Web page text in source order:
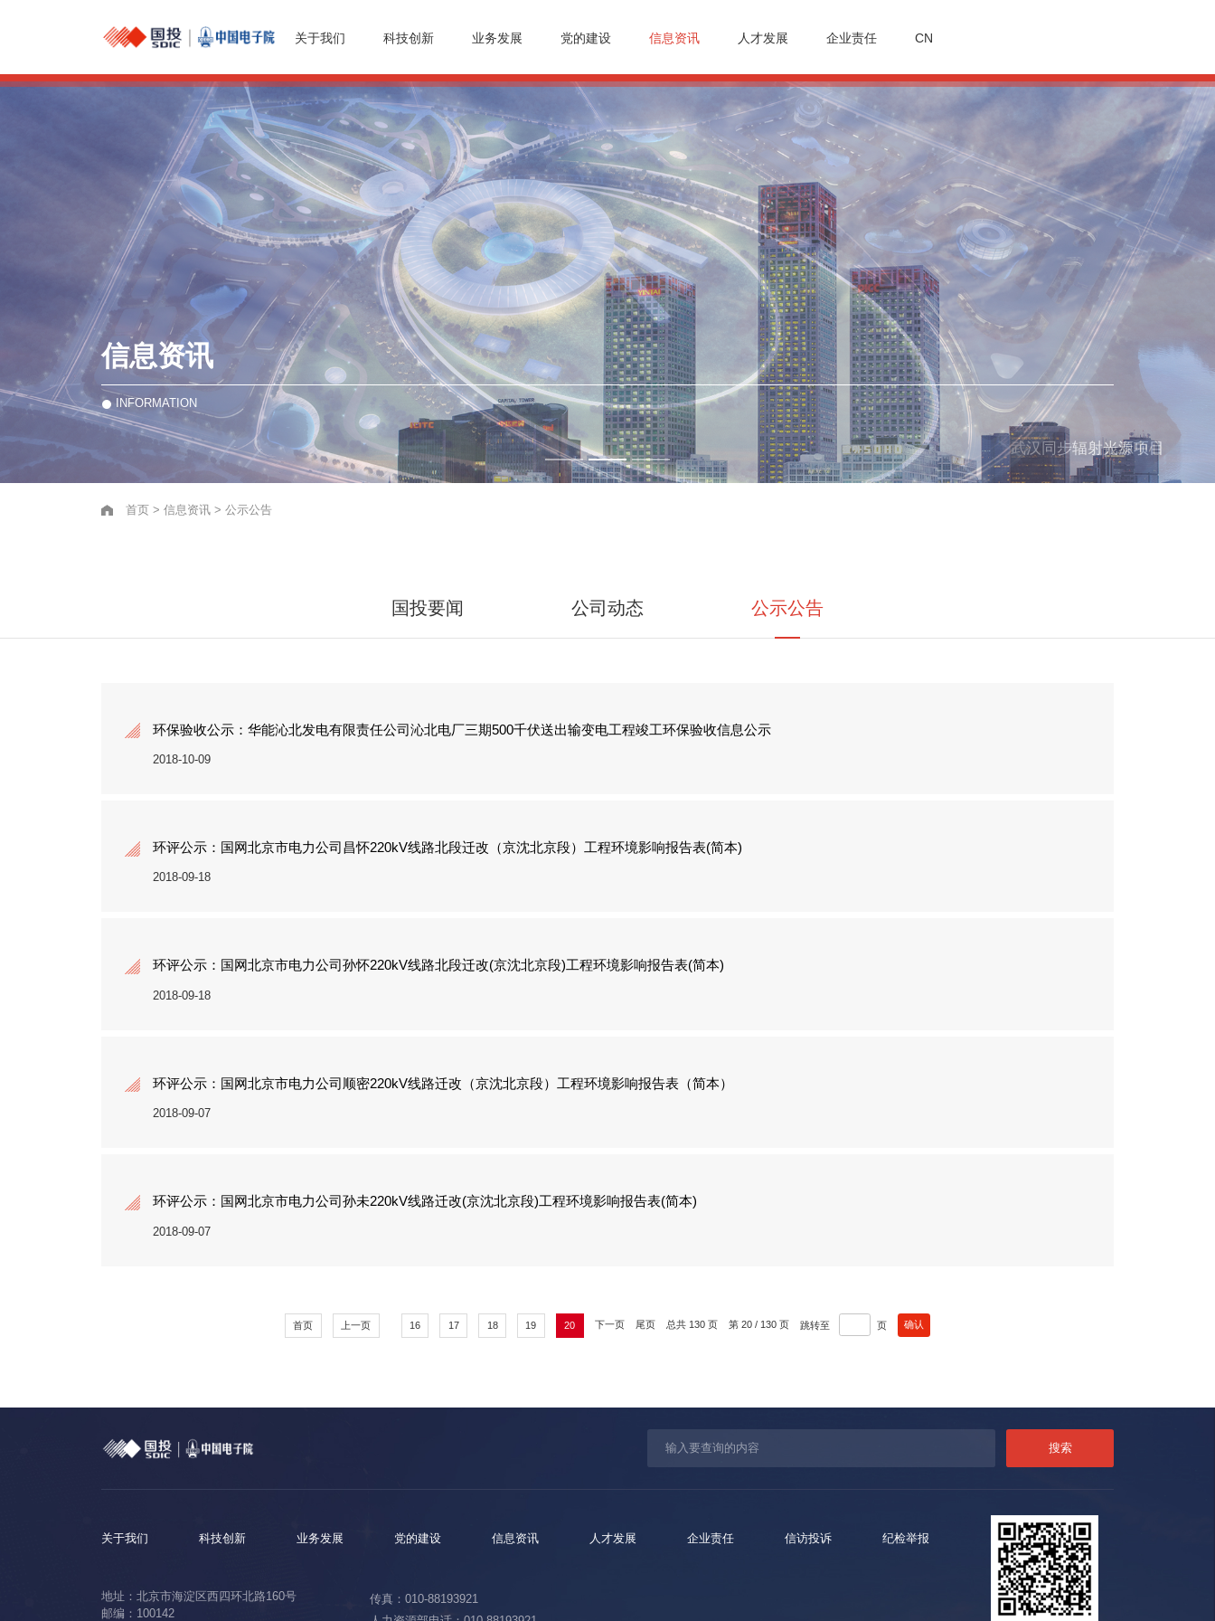
关于我们 科技创新 业务发展 党的建设 信息资讯 人才发展 企业责任 CN
信息资讯
INFORMATION
武汉同步辐射光源项目
首页> 信息资讯> 公示公告
国投要闻 公司动态 公示公告
环保验收公示：华能沁北发电有限责任公司沁北电厂三期500千伏送出输变电工程竣工环保验收信息公示
2018-10-09
环评公示：国网北京市电力公司昌怀220kV线路北段迁改（京沈北京段）工程环境影响报告表(简本)
2018-09-18
环评公示：国网北京市电力公司孙怀220kV线路北段迁改(京沈北京段)工程环境影响报告表(简本)
2018-09-18
环评公示：国网北京市电力公司顺密220kV线路迁改（京沈北京段）工程环境影响报告表（简本）
2018-09-07
环评公示：国网北京市电力公司孙未220kV线路迁改(京沈北京段)工程环境影响报告表(简本)
2018-09-07
首页 上一页 16 17 18 19 20 下一页 尾页 总共130 页 第20 / 130 页 跳转至 页
关于我们 科技创新 业务发展 党的建设 信息资讯 人才发展 企业责任 信访投诉 纪检举报
地址：北京市海淀区西四环北路160号
邮编：100142
传真：010-88193921